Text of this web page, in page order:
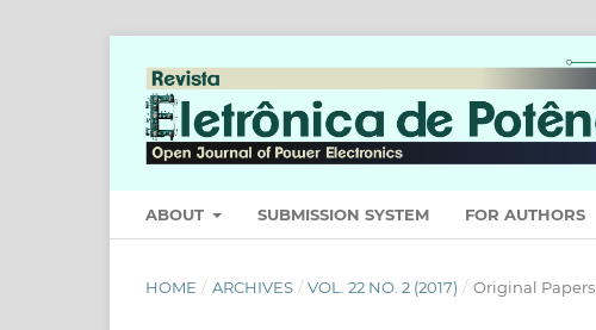
ABOUT SUBMISSION SYSTEM FOR AUTHORS
HOME / ARCHIVES / VOL. 22 NO. 2 (2017) / Original Papers